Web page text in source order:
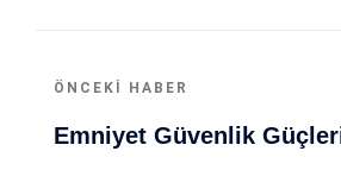
ÖNCEKI HABER